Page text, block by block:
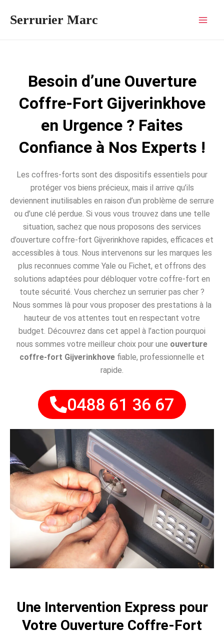
Serrurier Marc
Besoin d’une Ouverture
Coffre-Fort Gijverinkhove
en Urgence ? Faites
Confiance à Nos Experts !
Les coffres-forts sont des dispositifs essentiels pour
protéger vos biens précieux, mais il arrive qu’ils
deviennent inutilisables en raison d’un problème de serrure
ou d’une clé perdue. Si vous vous trouvez dans une telle
situation, sachez que nous proposons des services
d’ouverture coffre-fort Gijverinkhove rapides, efficaces et
accessibles à tous. Nous intervenons sur les marques les
plus reconnues comme Yale ou Fichet, et offrons des
solutions adaptées pour débloquer votre coffre-fort en
toute sécurité. Vous cherchez un serrurier pas cher ?
Nous sommes là pour vous proposer des prestations à la
hauteur de vos attentes tout en respectant votre
budget. Découvrez dans cet appel à l’action pourquoi
nous sommes votre meilleur choix pour une ouverture
coffre-fort Gijverinkhove fiable, professionnelle et
rapide.
0488 61 36 67
Une Intervention Express pour
Votre Ouverture Coffre-Fort